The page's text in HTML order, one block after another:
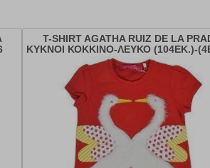
T-SHIRT AGATHA RUIZ DE LA
ΚΥΚΝΟΙ ΚΟΚΚΙΝΟ-ΛΕΥΚΟ (104ΕΚ.)-